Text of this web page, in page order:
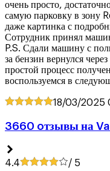
очень просто,
самую парковку в зону
даже картинка с
Сотрудник принял
P.S. Сдали машину с
за бензин вернулся
простой процесс
воспользуемся в
18/03/2025
3660 oтзывы на
4.4 / 5